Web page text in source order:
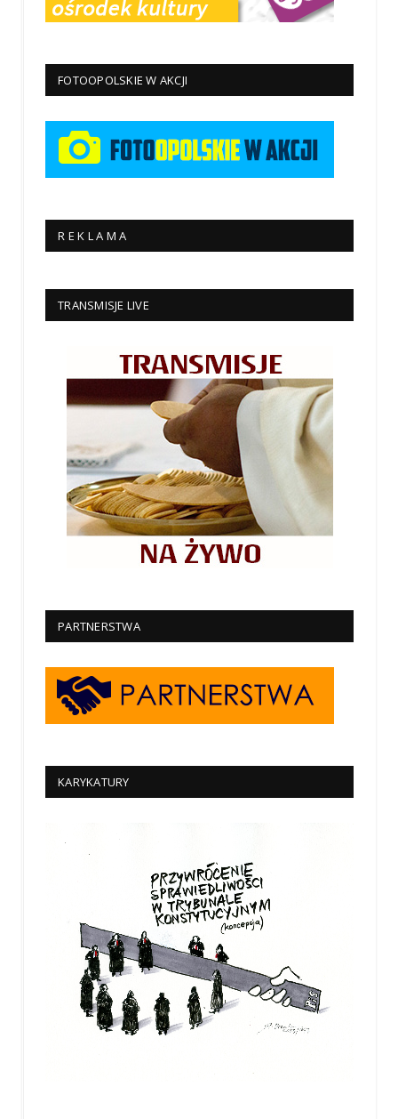
FOTOOPOLSKIE W AKCJI
R E K L A M A
TRANSMISJE LIVE
PARTNERSTWA
KARYKATURY